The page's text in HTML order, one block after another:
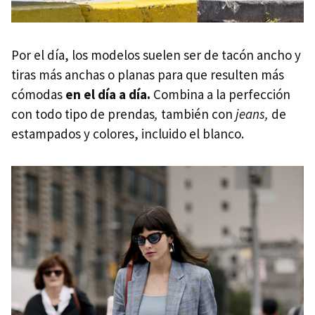
Por el día, los modelos suelen ser de tacón ancho y
tiras más anchas o planas para que resulten más
cómodas en el día a día. Combina a la perfección
con todo tipo de prendas, también con jeans, de
estampados y colores, incluido el blanco.